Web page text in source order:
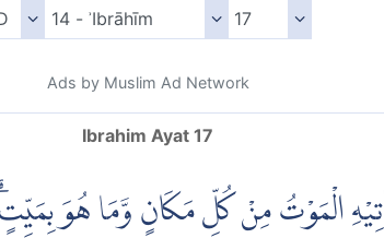
Ads by Muslim Ad Network
Ibrahim Ayat 17
الْمَوْتُ مِنْ كُلِّ مَكَانٍ وَّمَا هُوَ